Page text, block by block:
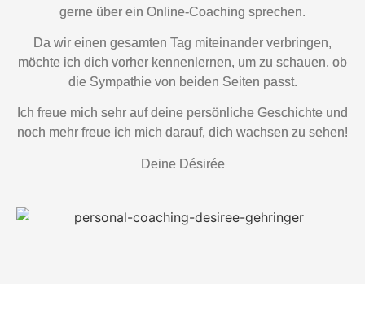
gerne über ein Online-Coaching sprechen.
Da wir einen gesamten Tag miteinander verbringen,
möchte ich dich vorher kennenlernen, um zu schauen, ob
die Sympathie von beiden Seiten passt.
Ich freue mich sehr auf deine persönliche Geschichte und
noch mehr freue ich mich darauf, dich wachsen zu sehen!
Deine Désirée